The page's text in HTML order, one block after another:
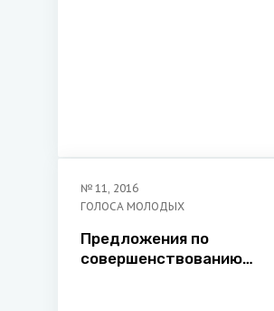
№ 11, 2016
ГОЛОСА МОЛОДЫХ
Предложения по
совершенствованию